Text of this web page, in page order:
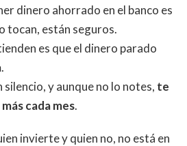
dinero ahorrado en el banco es
tocan, están seguros.
es que el dinero parado
.
y aunque no lo notes, te
cada mes.
invierte y quien no, no está en